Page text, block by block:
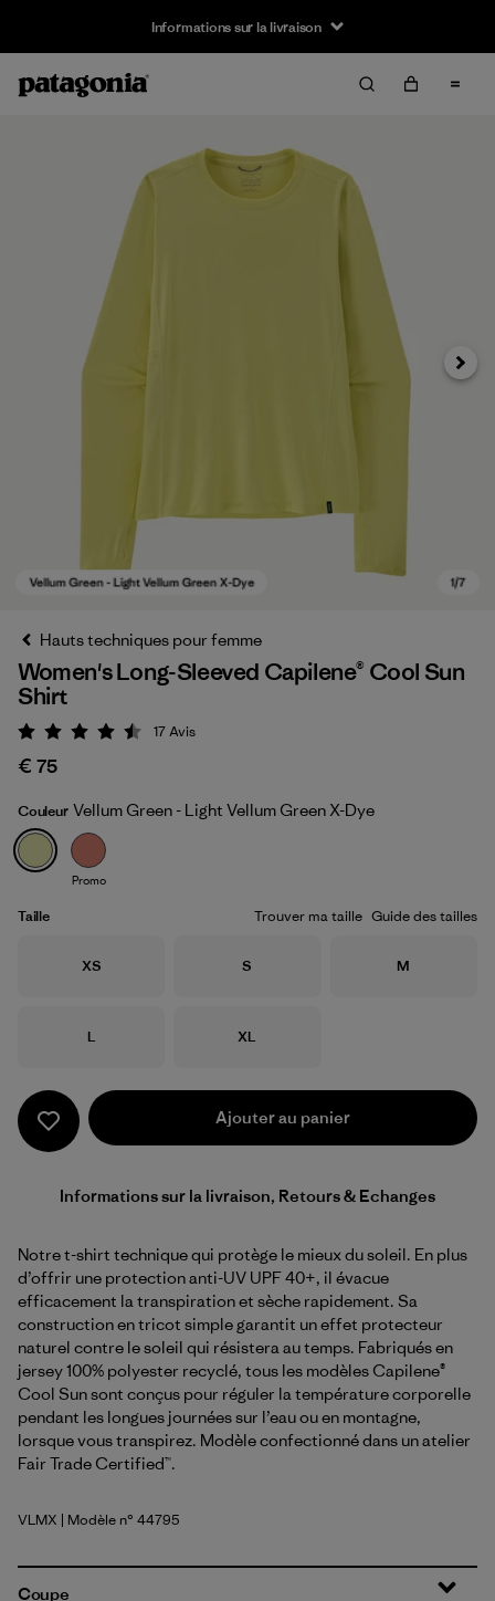
Informations sur la livraison
Vellum Green - Light Vellum Green X-Dye
Hauts techniques pour femme
Women's Long-Sleeved Capilene® Cool Sun
Shirt
Évaluation: 4.5 / 5
17Avis
€ 75
Couleur Vellum Green - Light Vellum Green X-Dye
Promo
Taille Trouver ma taille Guide des tailles
Taille
XS Taille
S Taille
M
Taille
L Taille
XL
Ajouter au panier
Informations sur la livraison, Retours & Echanges
Notre t-shirt technique qui protège le mieux du soleil. En plus
d’offrir une protection anti-UV UPF 40+, il évacue
efficacement la transpiration et sèche rapidement. Sa
construction en tricot simple garantit un effet protecteur
naturel contre le soleil qui résistera au temps. Fabriqués en
jersey 100% polyester recyclé, tous les modèles Capilene®
Cool Sun sont conçus pour réguler la température corporelle
pendant les longues journées sur l’eau ou en montagne,
lorsque vous transpirez. Modèle confectionné dans un atelier
Fair Trade Certified™.
Vellum Green - Light Vellum Green X-Dye
VLMX | Modèle n° 44795
Coupe